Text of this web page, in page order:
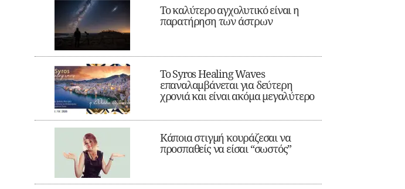
Το καλύτερο αγχολυτικό είναι η
παρατήρηση των άστρων
Το Syros Healing Waves
επαναλαμβάνεται για δεύτερη
χρονιά και είναι ακόμα μεγαλύτερο
Κάποια στιγμή κουράζεσαι να
προσπαθείς να είσαι “σωστός”